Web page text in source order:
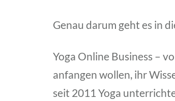
Genau darum geht es in
Yoga Online Business –
anfangen wollen, ihr
seit 2011 Yoga